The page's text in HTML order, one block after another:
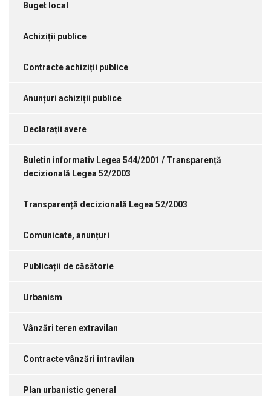
Buget local
Achiziții publice
Contracte achiziții publice
Anunțuri achiziții publice
Declarații avere
Buletin informativ Legea 544/2001 / Transparență
decizională Legea 52/2003
Transparență decizională Legea 52/2003
Comunicate, anunțuri
Publicații de căsătorie
Urbanism
Vânzări teren extravilan
Contracte vânzări intravilan
Plan urbanistic general